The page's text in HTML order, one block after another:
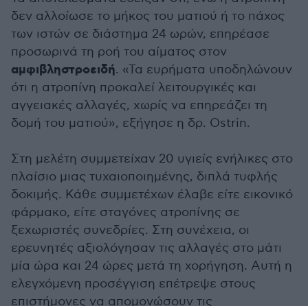
δεν αλλοίωσε το μήκος του ματιού ή το πάχος
των ιστών σε διάστημα 24 ωρών, επηρέασε
προσωρινά τη ροή του αίματος στον
αμφιβληστροειδή. «Τα ευρήματα υποδηλώνουν
ότι η ατροπίνη προκαλεί λειτουργικές και
αγγειακές αλλαγές, χωρίς να επηρεάζει τη
δομή του ματιού», εξήγησε η δρ. Ostrin.
Στη μελέτη συμμετείχαν 20 υγιείς ενήλικες στο
πλαίσιο μιας τυχαιοποιημένης, διπλά τυφλής
δοκιμής. Κάθε συμμετέχων έλαβε είτε εικονικό
φάρμακο, είτε σταγόνες ατροπίνης σε
ξεχωριστές συνεδρίες. Στη συνέχεια, οι
ερευνητές αξιολόγησαν τις αλλαγές στο μάτι
μία ώρα και 24 ώρες μετά τη χορήγηση. Αυτή η
ελεγχόμενη προσέγγιση επέτρεψε στους
επιστήμονες να απομονώσουν τις